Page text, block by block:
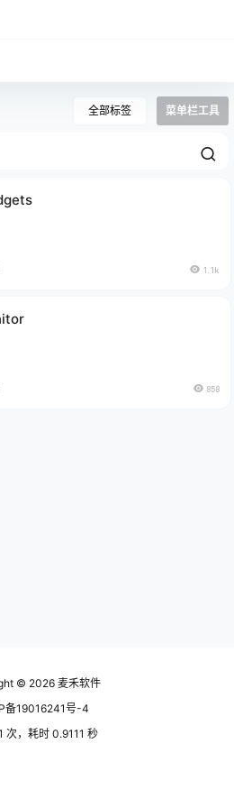
全部标签 菜单栏工具
1.1k
858
© 2026 麦禾软件
备19016241号-4
次，耗时 0.9111 秒